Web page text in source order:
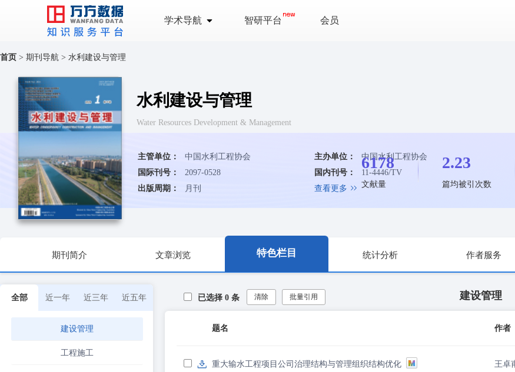
学术导航 智研平台 会员
首页 > 期刊导航 > 水利建设与管理
水利建设与管理
Water Resources Development & Management
主管单位： 中国水利工程协会 主办单位：
中国水利工程协会
国际刊号：
2097-0528 国内刊号：
11-4446/TV
出版周期：
月刊 查看更多
6178
文献量
2.23
篇均被引次数
期刊简介 文章浏览 特色栏目 统计分析 作者服务
全部 近一年 近三年 近五年
建设管理
工程施工
已选择 0 条 清除 批量引用 建设管理
题名 作者
重大输水工程项目公司治理结构与管理组织结构优化 王卓